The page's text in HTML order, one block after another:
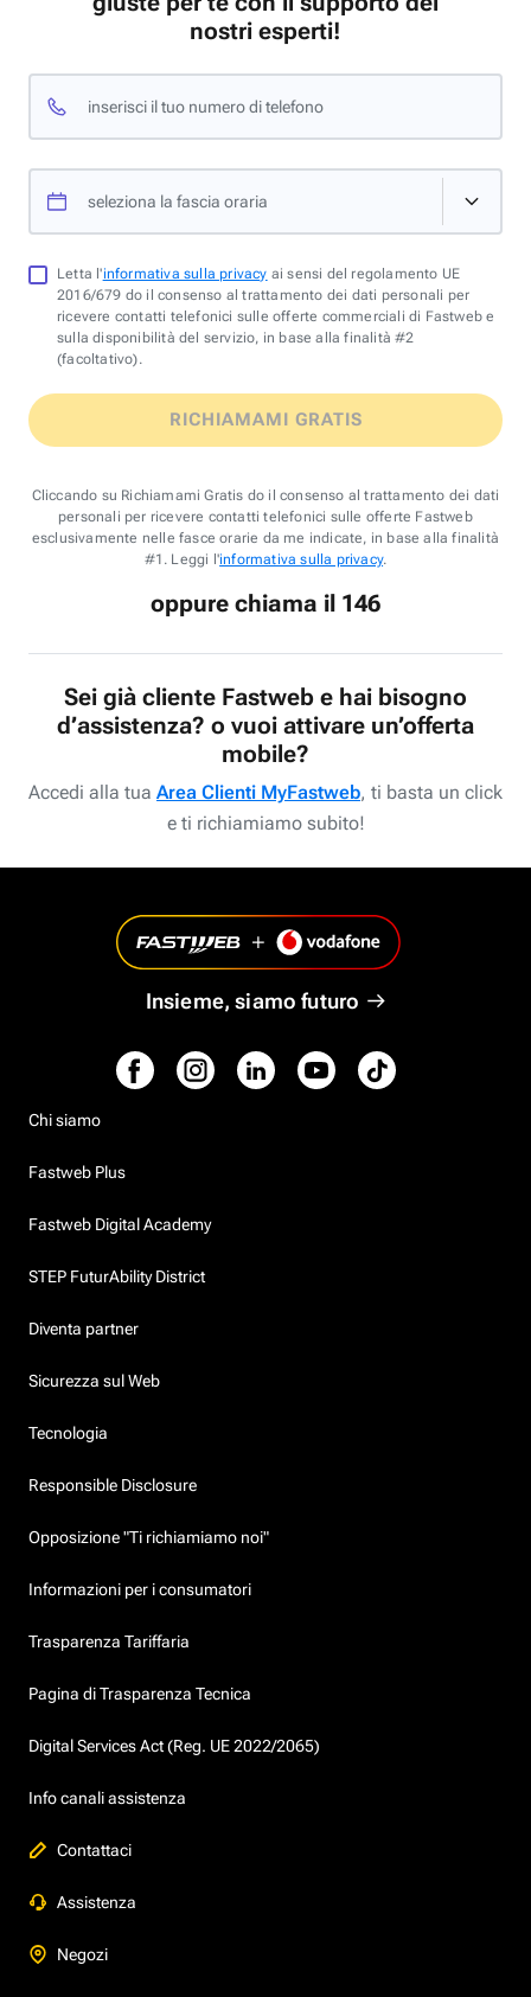
nostri esperti!
inserisci il tuo numero di telefono
seleziona la fascia oraria
Letta l'informativa sulla privacy ai sensi del regolamento UE
2016/679 do il consenso al trattamento dei dati personali per
ricevere contatti telefonici sulle offerte commerciali di Fastweb e
sulla disponibilità del servizio, in base alla finalità #2
(facoltativo).
RICHIAMAMI GRATIS
Cliccando su Richiamami Gratis do il consenso al trattamento dei dati
personali per ricevere contatti telefonici sulle offerte Fastweb
esclusivamente nelle fasce orarie da me indicate, in base alla finalità
#1. Leggi l'informativa sulla privacy.
oppure chiama il 146
Sei già cliente Fastweb e hai bisogno
d’assistenza? o vuoi attivare un’offerta
mobile?
Accedi alla tua Area Clienti MyFastweb, ti basta un click
e ti richiamiamo subito!
Insieme, siamo futuro
Chi siamo
Fastweb Plus
Fastweb Digital Academy
STEP FuturAbility District
Diventa partner
Sicurezza sul Web
Tecnologia
Responsible Disclosure
Opposizione "Ti richiamiamo noi"
Informazioni per i consumatori
Trasparenza Tariffaria
Pagina di Trasparenza Tecnica
Digital Services Act (Reg. UE 2022/2065)
Info canali assistenza
Contattaci
Assistenza
Negozi